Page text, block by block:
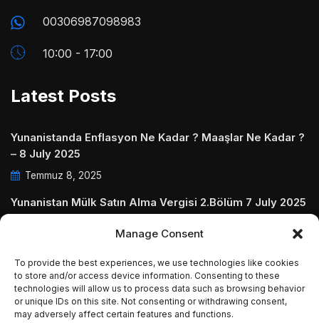
Manage Consent
To provide the best experiences, we use technologies like cookies
to store and/or access device information. Consenting to these
technologies will allow us to process data such as browsing behavior
or unique IDs on this site. Not consenting or withdrawing consent,
may adversely affect certain features and functions.
00306987098983
10:00 - 17:00
Latest Posts
Yunanistanda Enflasyon Ne Kadar ? Maaşlar Ne Kadar ?
– 8 July 2025
Temmuz 8, 2025
Yunanistan Mülk Satın Alma Vergisi 2.Bölüm 7 July 2025
July 2025
Temmuz 5, 2025